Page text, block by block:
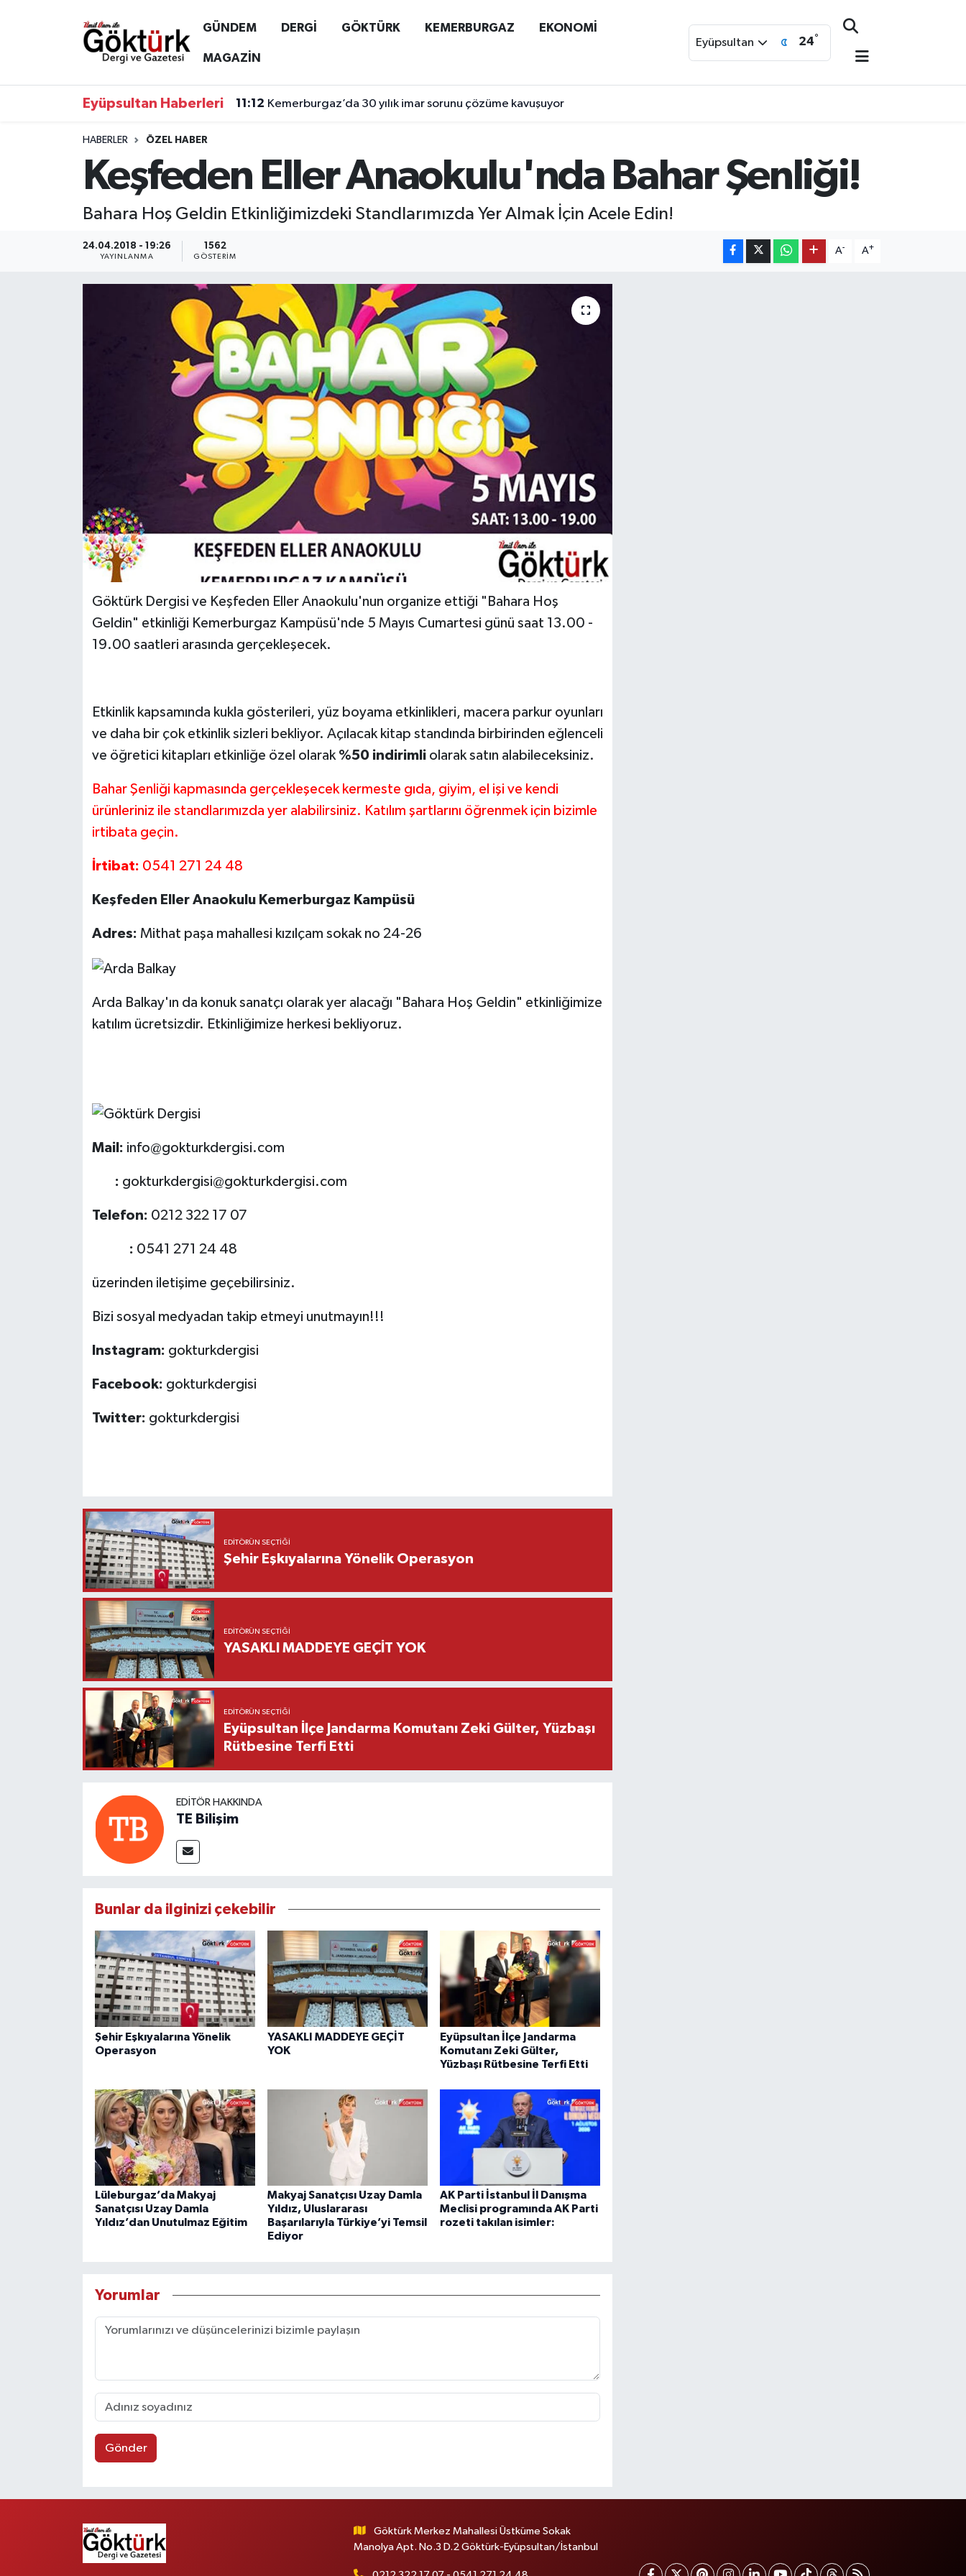
GÜNDEM DERGİ GÖKTÜRK KEMERBURGAZ EKONOMİ
MAGAZİN
Eyüpsultan 24°
Eyüpsultan Haberleri 11:12 Kemerburgaz’da 30 yılık imar sorunu çözüme kavuşuyor
HABERLER ÖZEL HABER
Keşfeden Eller Anaokulu'nda Bahar Şenliği!
Bahara Hoş Geldin Etkinliğimizdeki Standlarımızda Yer Almak İçin Acele Edin!
24.04.2018 - 19:26
YAYINLANMA
1562
GÖSTERIM
A- A+
Göktürk Dergisi ve Keşfeden Eller Anaokulu'nun organize ettiği "Bahara Hoş
Geldin" etkinliği Kemerburgaz Kampüsü'nde 5 Mayıs Cumartesi günü saat 13.00 -
19.00 saatleri arasında gerçekleşecek.
Etkinlik kapsamında kukla gösterileri, yüz boyama etkinlikleri, macera parkur oyunları
ve daha bir çok etkinlik sizleri bekliyor. Açılacak kitap standında birbirinden eğlenceli
ve öğretici kitapları etkinliğe özel olarak %50 indirimliolarak satın alabileceksiniz.
Bahar Şenliği kapmasında gerçekleşecek kermeste gıda, giyim, el işi ve kendi
ürünleriniz ile standlarımızda yer alabilirsiniz. Katılım şartlarını öğrenmek için bizimle
irtibata geçin.
İrtibat: 0541 271 24 48
Keşfeden Eller Anaokulu Kemerburgaz Kampüsü
Adres: Mithat paşa mahallesi kızılçam sokak no 24-26
Arda Balkay'ın da konuk sanatçı olarak yer alacağı "Bahara Hoş Geldin" etkinliğimize
katılım ücretsizdir. Etkinliğimize herkesi bekliyoruz.
Mail: info@gokturkdergisi.com
: gokturkdergisi@gokturkdergisi.com
Telefon: 0212 322 17 07
: 0541 271 24 48
üzerinden iletişime geçebilirsiniz.
Bizi sosyal medyadan takip etmeyi unutmayın!!!
Instagram: gokturkdergisi
Facebook: gokturkdergisi
Twitter: gokturkdergisi
EDITÖRÜN SEÇTIĞI
Şehir Eşkıyalarına Yönelik Operasyon
EDITÖRÜN SEÇTIĞI
YASAKLI MADDEYE GEÇİT YOK
EDITÖRÜN SEÇTIĞI
Eyüpsultan İlçe Jandarma Komutanı Zeki Gülter, Yüzbaşı
Rütbesine Terfi Etti
EDITÖR HAKKINDA
TE Bilişim
Bunlar da ilginizi çekebilir
Şehir Eşkıyalarına Yönelik
Operasyon
YASAKLI MADDEYE GEÇİT
YOK
Eyüpsultan İlçe Jandarma
Komutanı Zeki Gülter,
Yüzbaşı Rütbesine Terfi Etti
Lüleburgaz’da Makyaj
Sanatçısı Uzay Damla
Yıldız’dan Unutulmaz Eğitim
Makyaj Sanatçısı Uzay Damla
Yıldız, Uluslararası
Başarılarıyla Türkiye’yi Temsil
Ediyor
AK Parti İstanbul İl Danışma
Meclisi programında AK Parti
rozeti takılan isimler:
Yorumlar
Gönder
Göktürk Merkez Mahallesi Üstküme Sokak
Manolya Apt. No.3 D.2 Göktürk-Eyüpsultan/İstanbul
Anne Çocuk
TEKNOLOJİ
Eyüpsultan Hava Durumu
Tüm Manşetler